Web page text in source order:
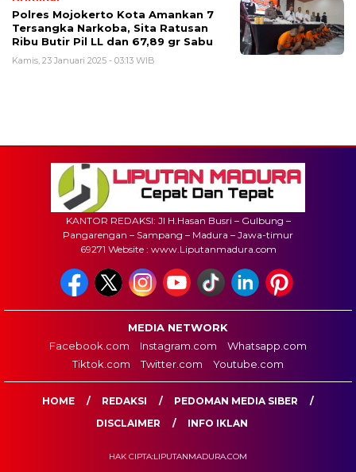
Polres Mojokerto Kota Amankan 7
Tersangka Narkoba, Sita Ratusan
Ribu Butir Pil LL dan 67,89 gr Sabu
Kamis, 23 Januari 2025 - 03:13 WIB
KANTOR REDAKSI: Jl H.Hasan Busri – Gulbung –
Pangarengan – Sampang – Madura – Jawa-timur
69271 Website : www.Liputanmadura.com
MEDIA NETWORK
Facebook.com
Instagram.com
Whatsapp.com
Tiktok.com
Twitter.com Youtube.com
HOME REDAKSI
PEDOMAN MEDIA SIBER
DISCLAIMER
INFO IKLAN
HAK CIPTA:LIPUTANMADURA.COM